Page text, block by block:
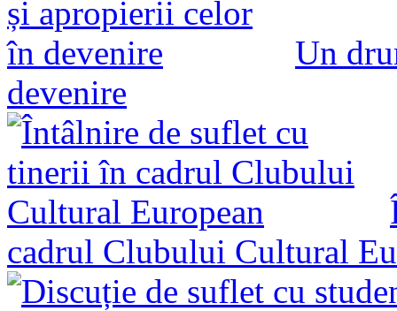
Un
devenire
cadrul Clubului Cultural